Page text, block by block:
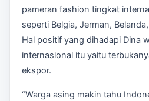
pameran fashion tingkat
seperti Belgia, Jerman,
Hal positif yang dihadapi Dina
internasional itu yaitu
ekspor.
“Warga asing makin tahu